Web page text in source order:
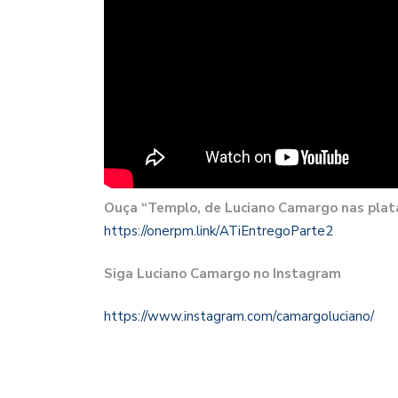
Ouça “Templo, de Luciano Camargo nas
https://onerpm.link/ATiEntregoParte2
Siga Luciano Camargo no Instagram
https://www.instagram.com/camargoluciano/